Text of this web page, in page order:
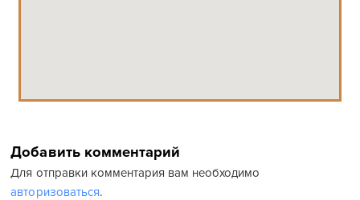
Добавить комментарий
Для отправки комментария вам необходимо
авторизоваться.